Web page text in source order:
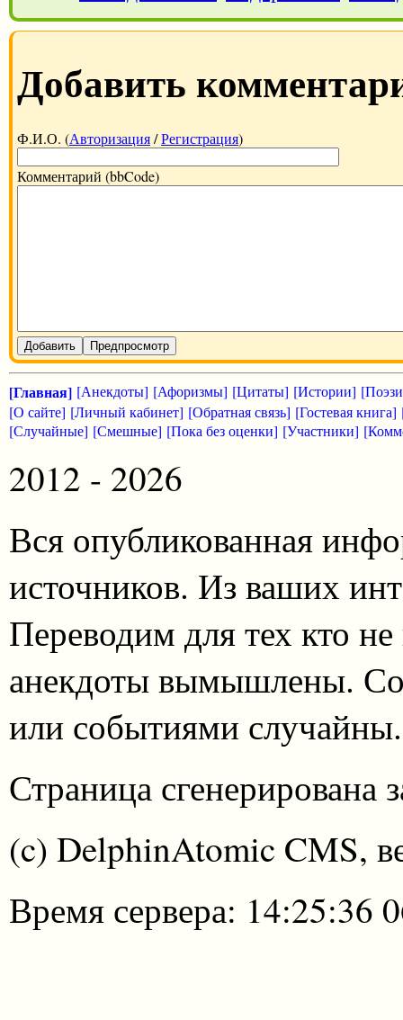
Добавить
Ф.И.О. (Авторизация/Регистрация)
Комментарий (bbCode)
Добавить Предпросмотр
[Главная] [Анекдоты] [Афоризмы] [Цитаты] [Истории]
[О сайте] [Личный кабинет] [Обратная связь] [Гостевая книга]
[Случайные] [Смешные] [Пока без оценки] [Участники]
2012 - 2026
Вся опубликованная
источников. Из ваших
Переводим для тех кто
анекдоты вымышлены.
или событиями случайны.
Страница сгенерирована
(c) DelphinAtomic CMS,
Время сервера: 14:25:36